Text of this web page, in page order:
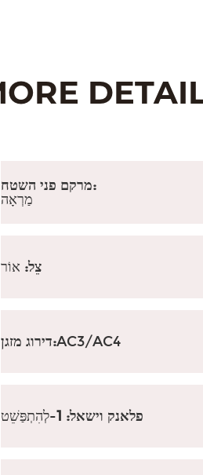
מרקם פני השטח:
מַרְאָה
צֵל: אוֹר
דירוג מזגן:AC3/AC4
פלאנק וישאל: 1 -לְהִתְפַּשֵׁט